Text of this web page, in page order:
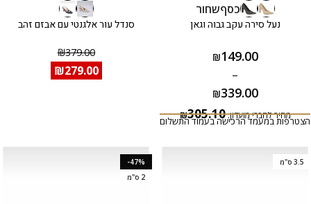
כסףשחור
נעל סירה עקב גבוה וגאן
₪149.00
–
₪339.00
מחיר לחברי מועדון: ₪305.10
הצטרפות במעמד הרכישה בעמוד התשלום
סנדל עור אלגנטי עם אבזם זהב
₪379.00
₪279.00
3.5 ס"מ
-47%
2 ס"מ